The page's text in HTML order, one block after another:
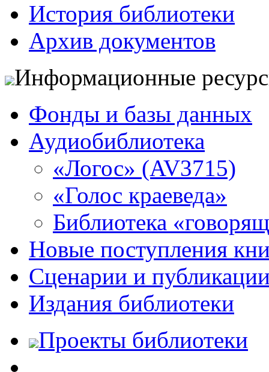
История библиотеки
Архив документов
Информационные
Фонды и базы данных
Аудиобиблиотека
«Логос» (AV3715)
«Голос краеведа»
Библиотека
Новые поступления
Сценарии и
Издания библиотеки
Проекты библиотеки